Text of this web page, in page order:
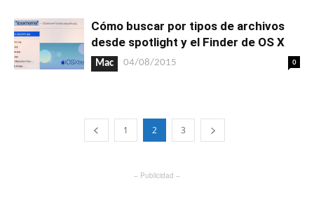
Cómo buscar por tipos de archivos
desde spotlight y el Finder de OS X
Mac 04/08/2015 0
1 2 3
– Publicidad –